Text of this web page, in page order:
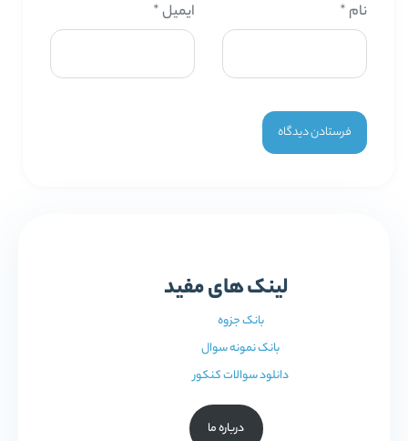
نام * ایمیل*
لینک های مفید
بانک جزوه
بانک نمونه سوال
دانلود سوالات کنکور
درباره ما